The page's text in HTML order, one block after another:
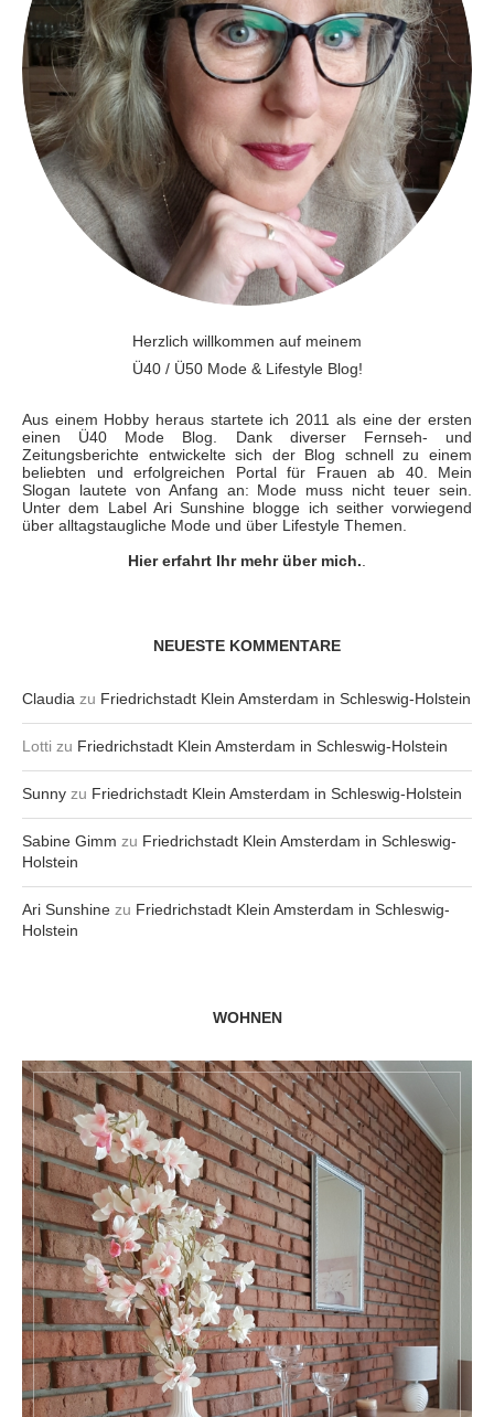
Herzlich willkommen auf meinem
Ü40 / Ü50 Mode & Lifestyle Blog!
Aus einem Hobby heraus startete ich 2011 als eine der ersten
einen Ü40 Mode Blog. Dank diverser Fernseh- und
Zeitungsberichte entwickelte sich der Blog schnell zu einem
beliebten und erfolgreichen Portal für Frauen ab 40. Mein
Slogan lautete von Anfang an: Mode muss nicht teuer sein.
Unter dem Label Ari Sunshine blogge ich seither vorwiegend
über alltagstaugliche Mode und über Lifestyle Themen.
Hier erfahrt Ihr mehr über mich..
NEUESTE KOMMENTARE
Claudia zu Friedrichstadt Klein Amsterdam in Schleswig-Holstein
Lotti zu Friedrichstadt Klein Amsterdam in Schleswig-Holstein
Sunny zu Friedrichstadt Klein Amsterdam in Schleswig-Holstein
Sabine Gimm zu Friedrichstadt Klein Amsterdam in Schleswig-
Holstein
Ari Sunshine zu Friedrichstadt Klein Amsterdam in Schleswig-
Holstein
WOHNEN